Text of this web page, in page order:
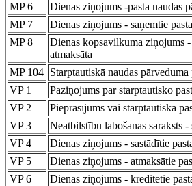
MP 6
Dienas ziņojums -pasta naudas
MP 7
Dienas ziņojums - saņemtie
MP 8
Dienas kopsavilkuma ziņojums
atmaksāta
MP 104 Starptautiskā naudas
VP 1
Paziņojums par starptautisko
VP 2
Pieprasījums vai starptautiskā
VP 3
Neatbilstību labošanas saraksts
VP 4
Dienas ziņojums - sastādītie
VP 5
Dienas ziņojums - atmaksātie
VP 6
Dienas ziņojums - kreditētie